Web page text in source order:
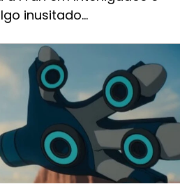
inusitado…